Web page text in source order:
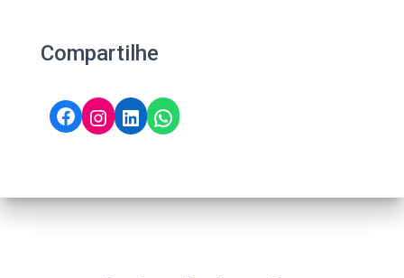
Compartilhe
Facebook Instagram LinkedIn WhatsApp